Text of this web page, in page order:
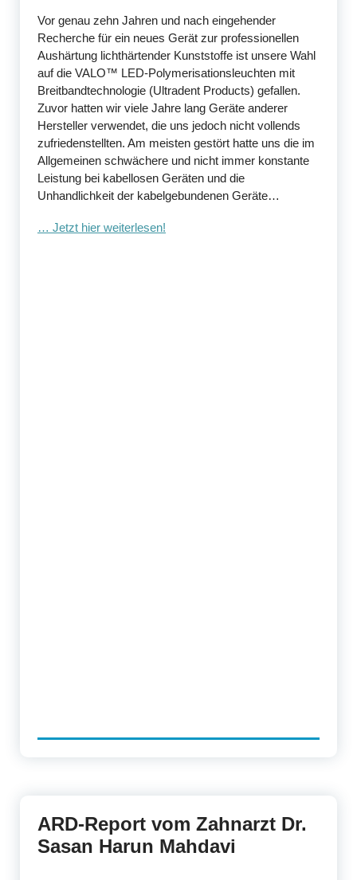
Vor genau zehn Jahren und nach eingehender
Recherche für ein neues Gerät zur professionellen
Aushärtung lichthärtender Kunststoffe ist unsere Wahl
auf die VALO™ LED-Polymerisationsleuchten mit
Breitbandtechnologie (Ultradent Products) gefallen.
Zuvor hatten wir viele Jahre lang Geräte anderer
Hersteller verwendet, die uns jedoch nicht vollends
zufriedenstellten. Am meisten gestört hatte uns die im
Allgemeinen schwächere und nicht immer konstante
Leistung bei kabellosen Geräten und die
Unhandlichkeit der kabelgebundenen Geräte…
… Jetzt hier weiterlesen!
ARD-Report vom Zahnarzt Dr.
Sasan Harun Mahdavi